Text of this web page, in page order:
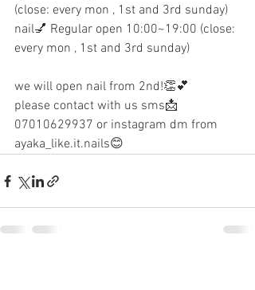
(close: every mon , 1st and 3rd sunday)
nail💅 Regular open 10:00~19:00 (close:
every mon , 1st and 3rd sunday)
we will open nail from 2nd!👏💕
please contact with us sms📩
07010629937 or instagram dm from
ayaka_like.it.nails😊